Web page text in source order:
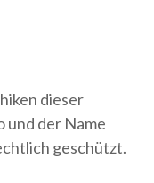
dieser
und der Name
geschützt.